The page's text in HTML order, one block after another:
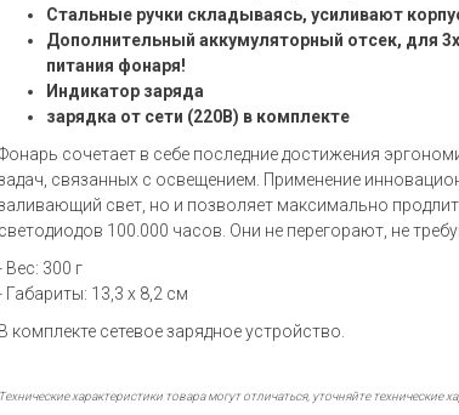
Стальные ручки складываясь, усиливают
Дополнительный аккумуляторный отсек, для
питания фонаря!
Индикатор заряда
зарядка от сети (220В) в комплекте
сочетает в себе последние достижения
связанных с освещением. Применение
свет, но и позволяет максимально
светодиодов 100.000 часов. Они не перегорают, не
Вес: 300 г
Габариты: 13,3 х 8,2 см
В комплекте сетевое зарядное устройство.
Технические характеристики товара могут отличаться, уточняйте технические